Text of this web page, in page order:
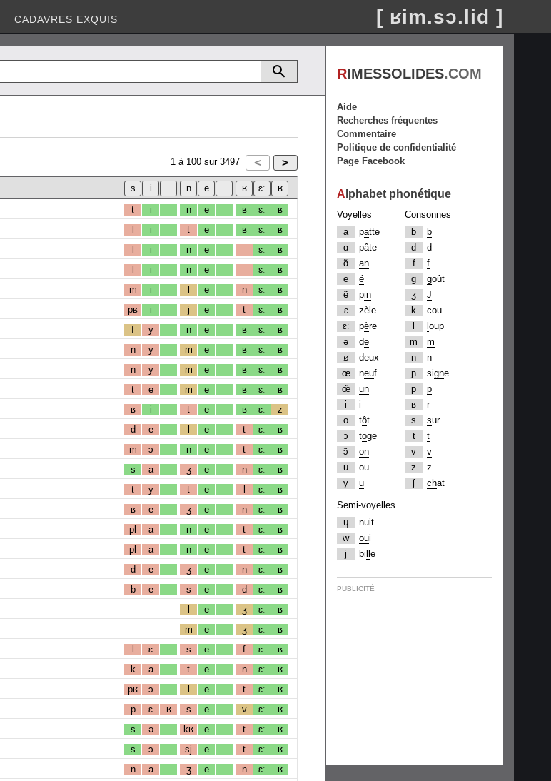
CADAVRES EXQUIS [ ʁim.sɔ.lid ]
1 à 100 sur 3497
t i n e ʁ ɛː ʁ
l i t e ʁ ɛː ʁ
l i n e ɛː ʁ
l i n e ɛː ʁ
m i l e n ɛː ʁ
pʁ i j e t ɛː ʁ
f y n e ʁ ɛː ʁ
n y m e ʁ ɛː ʁ
n y m e ʁ ɛː ʁ
t e m e ʁ ɛː ʁ
ʁ i t e ʁ ɛː z
d e l e t ɛː ʁ
m ɔ n e t ɛː ʁ
s a ʒ e n ɛː ʁ
t y t e l ɛː ʁ
ʁ e ʒ e n ɛː ʁ
pl a n e t ɛː ʁ
pl a n e t ɛː ʁ
d e ʒ e n ɛː ʁ
b e s e d ɛː ʁ
l e ʒ ɛː ʁ
m e ʒ ɛː ʁ
l ɛ s e f ɛː ʁ
k a t e n ɛː ʁ
pʁ ɔ l e t ɛː ʁ
p ɛ ʁ s e v ɛː ʁ
s ə kʁ e t ɛː ʁ
s ɔ sj e t ɛː ʁ
n a ʒ e n ɛː ʁ
RIMESSOLIDES.COM
Aide
Recherches fréquentes
Commentaire
Politique de confidentialité
Page Facebook
A lphabet phonétique
Voyelles
a
patte
ɑ
pâte
ɑ̃
an
e
é
ẽ
pin
ɛ
zè le
ɛː
père
ə
de
ø
deux
œ
neuf
œ̃
un
i
i
o
tôt
ɔ
toge
ɔ̃
on
u
ou
y
u
Consonnes
b
b
d
d
f
f
g
goût
ʒ
J
k
cou
oup
m
m
n
n
ɲ
signe
p
p
ʁ
r
s
sur
t
t
v
v
z
z
ʃ
chat
Semi-voyelles
ɥ
nuit
w
oui
j
bi e
PUBLICITÉ